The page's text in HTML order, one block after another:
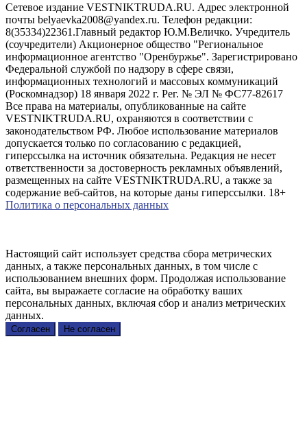
Сетевое издание VESTNIKTRUDA.RU. Адрес электронной
почты belyaevka2008@yandex.ru. Телефон редакции:
8(35334)22361.Главный редактор Ю.М.Величко. Учредитель
(соучредители) Акционерное общество "Региональное
информационное агентство "Оренбуржье". Зарегистрировано
Федеральной службой по надзору в сфере связи,
информационных технологий и массовых коммуникаций
(Роскомнадзор) 18 января 2022 г. Рег. № ЭЛ № ФС77-82617
Все права на материалы, опубликованные на сайте
VESTNIKTRUDA.RU, охраняются в соответствии с
законодательством РФ. Любое использование материалов
допускается только по согласованию с редакцией,
гиперссылка на источник обязательна. Редакция не несет
ответственности за достоверность рекламных объявлений,
размещенных на сайте VESTNIKTRUDA.RU, а также за
содержание веб-сайтов, на которые даны гиперссылки. 18+
Политика о персональных данных
Настоящий сайт использует средства сбора метрических
данных, а также персональных данных, в том числе с
использованием внешних форм. Продолжая использование
сайта, вы выражаете согласие на обработку ваших
персональных данных, включая сбор и анализ метрических
данных.
Согласен Не согласен